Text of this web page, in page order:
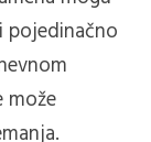
pojedinačno
može